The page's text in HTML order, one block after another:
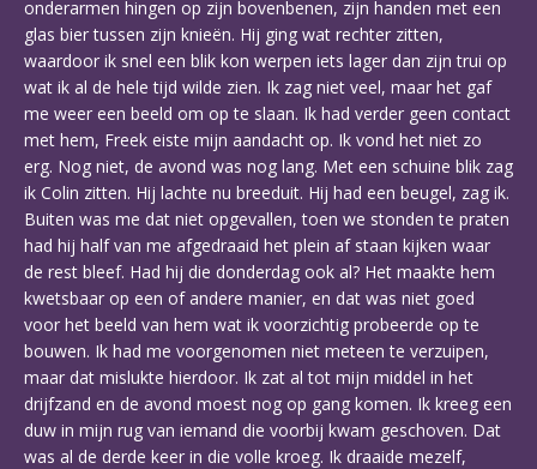
onderarmen hingen op zijn bovenbenen, zijn handen met een
glas bier tussen zijn knieën. Hij ging wat rechter zitten,
waardoor ik snel een blik kon werpen iets lager dan zijn trui op
wat ik al de hele tijd wilde zien. Ik zag niet veel, maar het gaf
me weer een beeld om op te slaan. Ik had verder geen contact
met hem, Freek eiste mijn aandacht op. Ik vond het niet zo
erg. Nog niet, de avond was nog lang. Met een schuine blik zag
ik Colin zitten. Hij lachte nu breeduit. Hij had een beugel, zag ik.
Buiten was me dat niet opgevallen, toen we stonden te praten
had hij half van me afgedraaid het plein af staan kijken waar
de rest bleef. Had hij die donderdag ook al? Het maakte hem
kwetsbaar op een of andere manier, en dat was niet goed
voor het beeld van hem wat ik voorzichtig probeerde op te
bouwen. Ik had me voorgenomen niet meteen te verzuipen,
maar dat mislukte hierdoor. Ik zat al tot mijn middel in het
drijfzand en de avond moest nog op gang komen. Ik kreeg een
duw in mijn rug van iemand die voorbij kwam geschoven. Dat
was al de derde keer in die volle kroeg. Ik draaide mezelf,